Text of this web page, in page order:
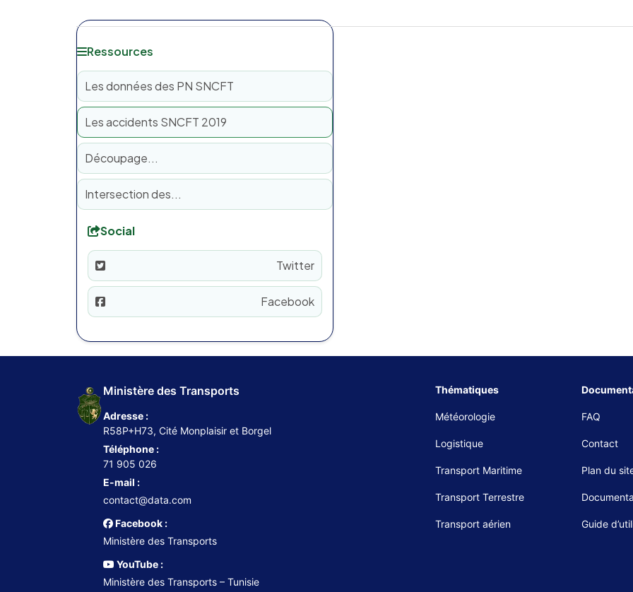
Ressources
Les données des PN SNCFT
Les accidents SNCFT 2019
Découpage...
Intersection des...
Social
Twitter
Facebook
Ministère des Transports
Adresse :
R58P+H73, Cité Monplaisir et Borgel
Téléphone :
71 905 026
E-mail :
contact@data.com
Facebook :
Ministère des Transports
YouTube :
Ministère des Transports – Tunisie
Thématiques
Météorologie
Logistique
Transport Maritime
Transport Terrestre
Transport aérien
FAQ
Contact
Plan du
Guide